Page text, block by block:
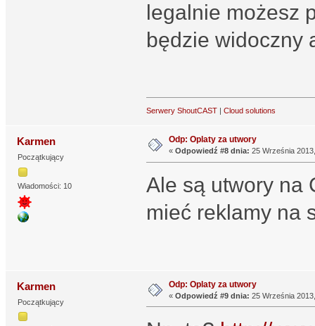
legalnie możesz
będzie widoczny
Serwery ShoutCAST| Cloud solutions
Karmen
Początkujący
Wiadomości: 10
Odp: Oplaty za utwory
« Odpowiedź #8 dnia: 25 Września
Ale są utwory na
mieć reklamy na
Karmen
Początkujący
Odp: Oplaty za utwory
« Odpowiedź #9 dnia: 25 Września